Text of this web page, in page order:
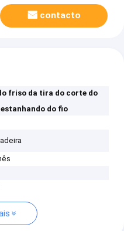
contacto
friso da tira do corte do
do fio